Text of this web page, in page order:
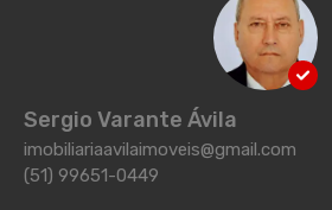
Sergio Varante Ávila
imobiliariaavilaimoveis@gmail.com
(51) 99651-0449